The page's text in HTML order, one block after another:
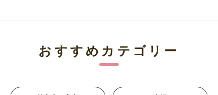
おすすめカテゴリー